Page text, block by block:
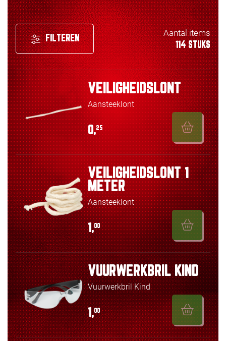
FILTEREN
Aantal items
114 STUKS
VEILIGHEIDSLONT
Aansteeklont
0,25
VEILIGHEIDSLONT 1
METER
Aansteeklont
1,00
VUURWERKBRIL KIND
Vuurwerkbril Kind
1,00